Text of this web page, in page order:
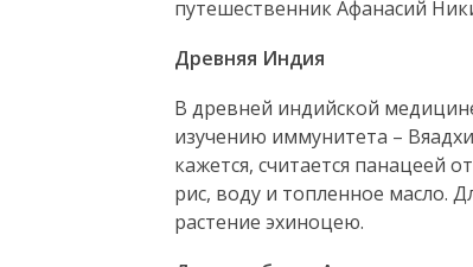
путешественник Афанасий
Древняя Индия
В древней индийской
изучению иммунитета –
кажется, считается панацеей
рис, воду и топленное масло.
растение эхиноцею.